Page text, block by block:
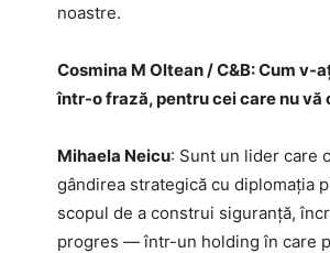
noastre.
Cosmina M Oltean / C&B: Cum v-
într-o frază, pentru cei care nu vă
Mihaela Neicu: Sunt un lider care
gândirea strategică cu diplomația
scopul de a construi siguranță,
progres — într-un holding în care